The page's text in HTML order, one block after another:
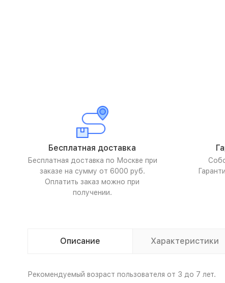
Бесплатная доставка
Бесплатная доставка по Москве при
заказе на сумму от 6000 руб.
Оплатить заказ можно при
получении.
Описание Характеристики
Рекомендуемый возраст пользователя от 3 до 7 лет.